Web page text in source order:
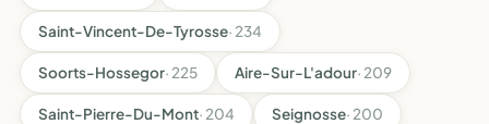
Saint-Vincent-De-Tyrosse· 234
Soorts-Hossegor· 225 Aire-Sur-L'adour· 209
Saint-Pierre-Du-Mont· 204 Seignosse· 200